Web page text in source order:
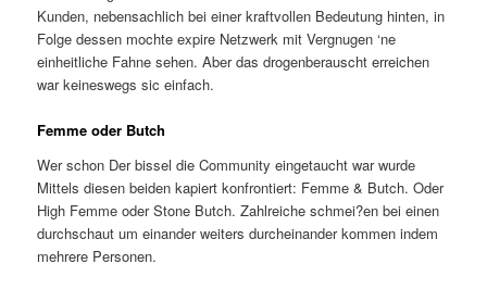
Kunden, nebensachlich bei einer kraftvollen Bedeutung hinten, in
Folge dessen mochte expire Netzwerk mit Vergnugen ‘ne
einheitliche Fahne sehen. Aber das drogenberauscht erreichen
war keineswegs sic einfach.
Femme oder Butch
Wer schon Der bissel die Community eingetaucht war wurde
Mittels diesen beiden kapiert konfrontiert: Femme & Butch. Oder
High Femme oder Stone Butch. Zahlreiche schmei?en bei einen
durchschaut um einander weiters durcheinander kommen indem
mehrere Personen.